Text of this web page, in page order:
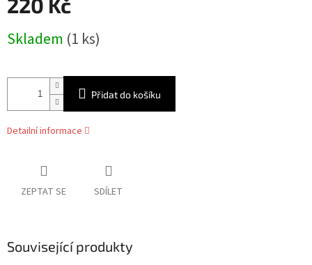
220 Kč
cena:
Skladem (1 ks)
Přidat do košíku
Detailní informace
ZEPTAT SE SDÍLET
Související produkty